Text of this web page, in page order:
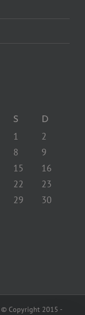
S D
1
2
8
9
15
16
22
23
29
30
© Copyright 2015 -